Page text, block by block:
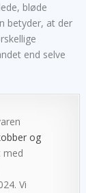
bløde
betyder, at der
end selve
og
Vi